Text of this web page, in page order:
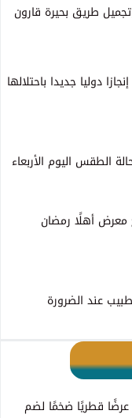
طريق بحيرة قارون
دوليا جديدا باحتلالها
الطقس اليوم الأربعاء
معرض أهلًا رمضان
عند الضرورة
قطريًا ضخمًا لضم